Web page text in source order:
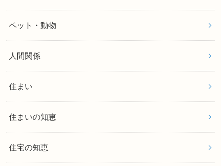
ペット・動物
人間関係
住まい
住まいの知恵
住宅の知恵